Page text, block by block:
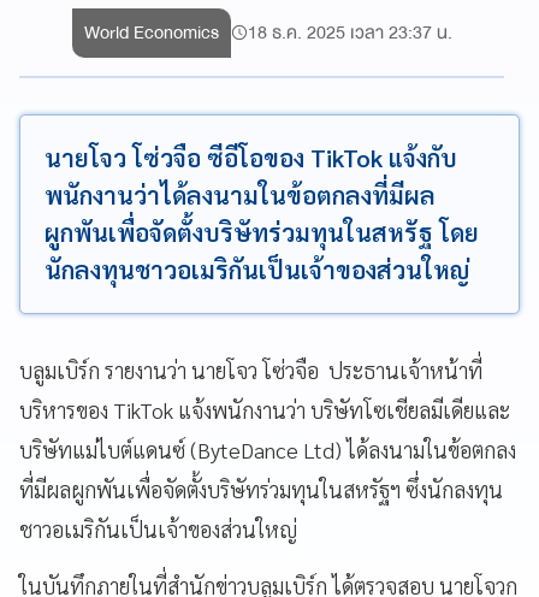
World Economics 18 ธ.ค. 2025 เวลา 23:37 น.
นายโจว โซ่วจือ ซีอีโอของ TikTok แจ้งกับ
พนักงานว่าได้ลงนามในข้อตกลงที่มีผล
ผูกพันเพื่อจัดตั้งบริษัทร่วมทุนในสหรัฐ โดย
นักลงทุนชาวอเมริกันเป็นเจ้าของส่วนใหญ่
บลูมเบิร์ก รายงานว่า นายโจว โซ่วจือ ประธานเจ้าหน้าที่
บริหารของ TikTok แจ้งพนักงานว่า บริษัทโซเชียลมีเดียและ
บริษัทแม่ไบต์แดนซ์ (ByteDance Ltd) ได้ลงนามในข้อตกลง
ที่มีผลผูกพันเพื่อจัดตั้งบริษัทร่วมทุนในสหรัฐฯ ซึ่งนักลงทุน
ชาวอเมริกันเป็นเจ้าของส่วนใหญ่
ในบันทึกภายในที่สำนักข่าวบลูมเบิร์ก ได้ตรวจสอบ นายโจวก